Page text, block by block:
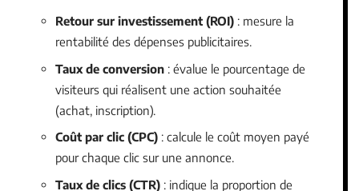
Retour sur investissement (ROI) : mesure la
rentabilité des dépenses publicitaires.
Taux de conversion : évalue le pourcentage de
visiteurs qui réalisent une action souhaitée
(achat, inscription).
Coût par clic (CPC) : calcule le coût moyen payé
pour chaque clic sur une annonce.
Taux de clics (CTR) : indique la proportion de